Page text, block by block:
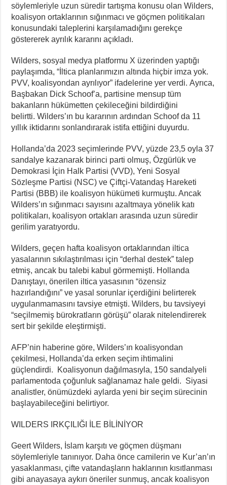
söylemleriyle uzun süredir tartışma konusu olan Wilders,
koalisyon ortaklarının sığınmacı ve göçmen politikaları
konusundaki taleplerini karşılamadığını gerekçe
göstererek ayrılık kararını açıkladı.
Wilders, sosyal medya platformu X üzerinden yaptığı
paylaşımda, “İltica planlarımızın altında hiçbir imza yok.
PVV, koalisyondan ayrılıyor” ifadelerine yer verdi. Ayrıca,
Başbakan Dick Schoof’a, partisine mensup tüm
bakanların hükümetten çekileceğini bildirdiğini
belirtti. Wilders’ın bu kararının ardından Schoof da 11
yıllık iktidarını sonlandırarak istifa ettiğini duyurdu.
Hollanda’da 2023 seçimlerinde PVV, yüzde 23,5 oyla 37
sandalye kazanarak birinci parti olmuş, Özgürlük ve
Demokrasi İçin Halk Partisi (VVD), Yeni Sosyal
Sözleşme Partisi (NSC) ve Çiftçi-Vatandaş Hareketi
Partisi (BBB) ile koalisyon hükümeti kurmuştu. Ancak
Wilders’ın sığınmacı sayısını azaltmaya yönelik katı
politikaları, koalisyon ortakları arasında uzun süredir
gerilim yaratıyordu.
Wilders, geçen hafta koalisyon ortaklarından iltica
yasalarının sıkılaştırılması için “derhal destek” talep
etmiş, ancak bu talebi kabul görmemişti. Hollanda
Danıştayı, önerilen iltica yasasının “özensiz
hazırlandığını” ve yasal sorunlar içerdiğini belirterek
uygulanmamasını tavsiye etmişti. Wilders, bu tavsiyeyi
“seçilmemiş bürokratların görüşü” olarak nitelendirerek
sert bir şekilde eleştirmişti.
AFP’nin haberine göre, Wilders’ın koalisyondan
çekilmesi, Hollanda’da erken seçim ihtimalini
güçlendirdi. Koalisyonun dağılmasıyla, 150 sandalyeli
parlamentoda çoğunluk sağlanamaz hale geldi. Siyasi
analistler, önümüzdeki aylarda yeni bir seçim sürecinin
başlayabileceğini belirtiyor.
WILDERS IRKÇILIĞI İLE BİLİNİYOR
Geert Wilders, İslam karşıtı ve göçmen düşmanı
söylemleriyle tanınıyor. Daha önce camilerin ve Kur’an’ın
yasaklanması, çifte vatandaşların haklarının kısıtlanması
gibi anayasaya aykırı öneriler sunmuş, ancak koalisyon